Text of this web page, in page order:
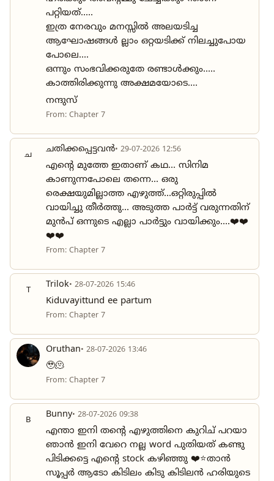
പറ്റിയത്.....
ഇത്ര നേരവും മനസ്സിൽ അലയടിച്ച
ആഘോഷങ്ങൾ ല്ലാം ഒറ്റയടിക്ക് നിലച്ചുപോയ
പോലെ....
ഒന്നും സംഭവിക്കരുതേ രണ്ടാൾക്കും.....
കാത്തിരിക്കുന്നു അക്ഷമയോടെ....
നന്ദുസ്
From: Chapter 7
ച ചതിക്കപ്പെട്ടവൻ• 29-07-2026 12:56
എന്റെ മുത്തേ ഇതാണ് കഥ... സിനിമ
കാണുന്നപോലെ തന്നെ... ഒരു
രെക്ഷയുമില്ലാത്ത എഴുത്ത്...ഒറ്റിരുപ്പിൽ
വായിച്ചു തീർത്തു... അടുത്ത പാർട്ട്‌ വരുന്നതിന്
മുൻപ് ഒന്നുടെ എല്ലാ പാർട്ടും വായിക്കും....❤️❤️
❤️❤️
From: Chapter 7
T Trilok• 28-07-2026 15:46
Kiduvayittund ee partum
From: Chapter 7
Oruthan• 28-07-2026 13:46
🥹🫠
From: Chapter 7
B Bunny• 28-07-2026 09:38
എന്താ ഇനി തന്റെ എഴുത്തിനെ കുറിച് പറയാ
ഞാൻ ഇനി വേറെ നല്ല word പുതിയത് കണ്ടു
പിടിക്കട്ടെ എന്റെ stock കഴിഞ്ഞു ❤️⭐താൻ
സൂപ്പർ ആടോ കിടിലം കിടു കിടിലൻ ഹരിയുടെ